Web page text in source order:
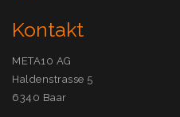
Kontakt
META10 AG
Haldenstrasse 5
6340 Baar